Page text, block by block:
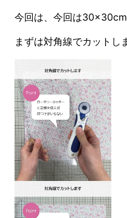
今回は、今回は
まずは対角線でカットし